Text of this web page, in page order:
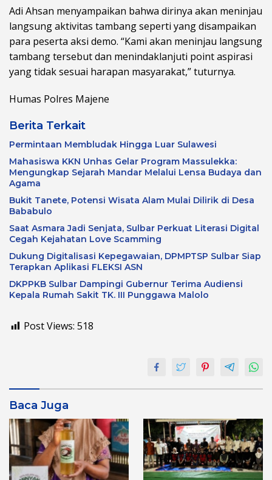
Adi Ahsan menyampaikan bahwa dirinya akan meninjau
langsung aktivitas tambang seperti yang disampaikan
para peserta aksi demo. “Kami akan meninjau langsung
tambang tersebut dan menindaklanjuti point aspirasi
yang tidak sesuai harapan masyarakat,” tuturnya.
Humas Polres Majene
Berita Terkait
Permintaan Membludak Hingga Luar Sulawesi
Mahasiswa KKN Unhas Gelar Program Massulekka:
Mengungkap Sejarah Mandar Melalui Lensa Budaya dan
Agama
Bukit Tanete, Potensi Wisata Alam Mulai Dilirik di Desa
Bababulo
Saat Asmara Jadi Senjata, Sulbar Perkuat Literasi Digital
Cegah Kejahatan Love Scamming
Dukung Digitalisasi Kepegawaian, DPMPTSP Sulbar Siap
Terapkan Aplikasi FLEKSI ASN
DKPPKB Sulbar Dampingi Gubernur Terima Audiensi
Kepala Rumah Sakit TK. III Punggawa Malolo
Post Views: 518
Baca Juga